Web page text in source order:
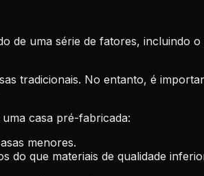
uma série de fatores, incluindo
tradicionais. No entanto, é
casa pré-fabricada:
menores.
do que materiais de qualidade